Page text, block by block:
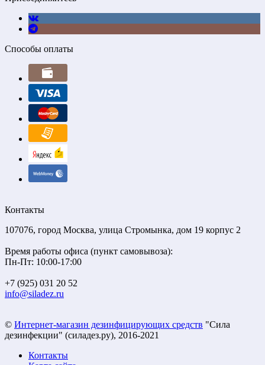
Способы оплаты
Контакты
107076, город Москва, улица Стромынка, дом 19 корпус 2
Время работы офиса (пункт самовывоза):
Пн-Пт: 10:00-17:00
+7 (925) 031 20 52
info@siladez.ru
© Интернет-магазин дезинфицирующих средств "Сила
дезинфекции" (силадез.ру), 2016-2021
Контакты